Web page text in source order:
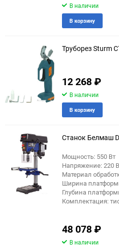
В наличии
В корзину
Труборез Sturm
12 268₽
В наличии
В корзину
еще 18 фото
Станок Белмаш
Мощность: 550 Вт
Напряжение: 220 В
Материал
Ширина
Глубина
Комплектация:
48 078₽
В наличии